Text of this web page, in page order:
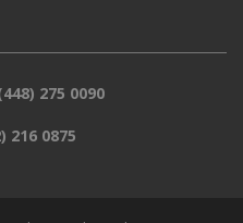
275 0090
216 0875